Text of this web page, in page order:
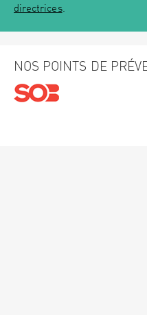
directrices.
NOS POINTS DE